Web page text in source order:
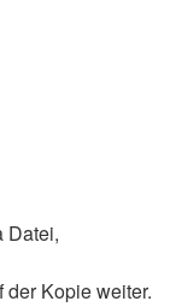
Datei,
Kopie weiter.